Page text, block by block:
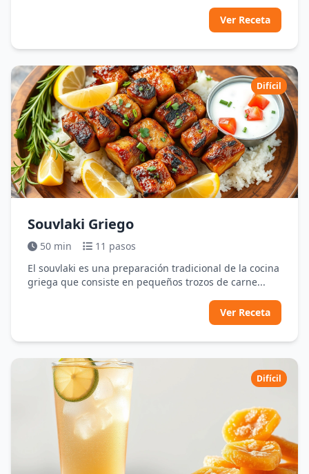
Ver Receta
Difícil
Souvlaki Griego
50 min
11 pasos
El souvlaki es una preparación tradicional de la cocina
griega que consiste en pequeños trozos de carne...
Ver Receta
Difícil